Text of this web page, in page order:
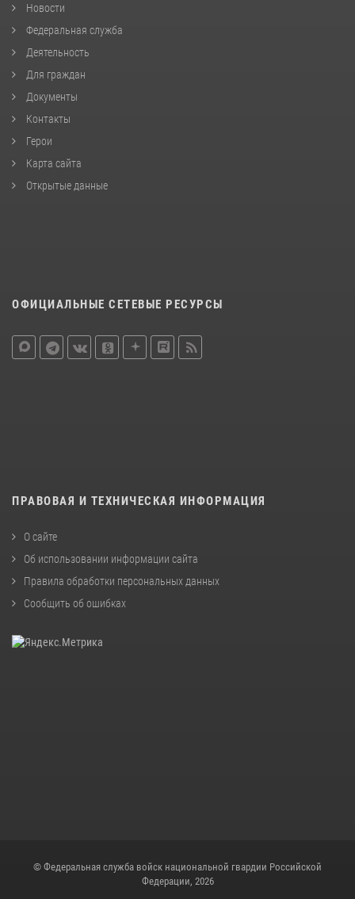
Новости
Федеральная служба
Деятельность
Для граждан
Документы
Контакты
Герои
Карта сайта
Открытые данные
ОФИЦИАЛЬНЫЕ СЕТЕВЫЕ РЕСУРСЫ
ПРАВОВАЯ И ТЕХНИЧЕСКАЯ ИНФОРМАЦИЯ
О сайте
Об использовании информации сайта
Правила обработки персональных данных
Сообщить об ошибках
© Федеральная служба войск национальной гвардии Российской
Федерации, 2026